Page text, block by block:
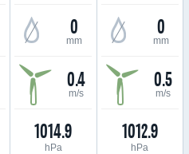
0
mm
0.4
m/s
1014.9
hPa
0
mm
0.5
m/s
1012.9
hPa